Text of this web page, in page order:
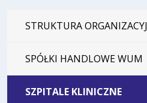
STRUKTURA
SPÓŁKI HANDLOWE WUM
SZPITALE KLINICZNE